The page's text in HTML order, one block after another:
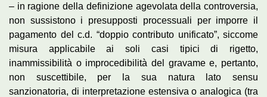
– in ragione della definizione agevolata della controversia,
non sussistono i presupposti processuali per imporre il
pagamento del c.d. “doppio contributo unificato”, siccome
misura applicabile ai soli casi tipici di rigetto,
inammissibilità o improcedibilità del gravame e, pertanto,
non suscettibile, per la sua natura lato sensu
sanzionatoria, di interpretazione estensiva o analogica (tra